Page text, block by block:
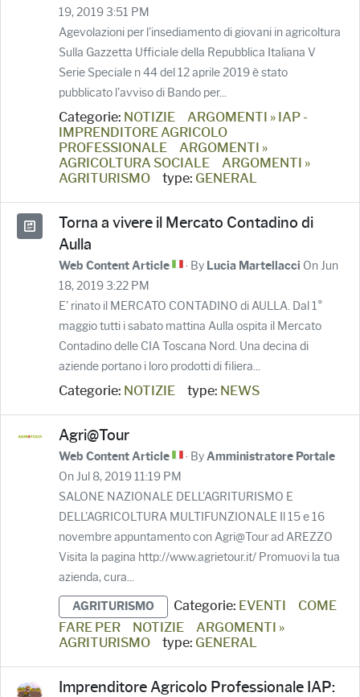
19, 2019 3:51 PM
Agevolazioni per l'insediamento di giovani in agricoltura
Sulla Gazzetta Ufficiale della Repubblica Italiana V
Serie Speciale n 44 del 12 aprile 2019 è stato
pubblicato l'avviso di Bando per...
Categorie: NOTIZIE
ARGOMENTI » IAP -
IMPRENDITORE AGRICOLO
PROFESSIONALE
ARGOMENTI »
AGRICOLTURA SOCIALE
ARGOMENTI »
AGRITURISMO
type: GENERAL
Torna a vivere il Mercato Contadino di
Aulla
Web Content Article · By Lucia Martellacci On Jun
18, 2019 3:22 PM
E' rinato il MERCATO CONTADINO di AULLA. Dal 1°
maggio tutti i sabato mattina Aulla ospita il Mercato
Contadino delle CIA Toscana Nord. Una decina di
aziende portano i loro prodotti di filiera...
Categorie: NOTIZIE type: NEWS
Agri@Tour
Web Content Article · ByAmministratore Portale
On Jul 8, 2019 11:19 PM
SALONE NAZIONALE DELL'AGRITURISMO E
DELL'AGRICOLTURA MULTIFUNZIONALE Il 15 e 16
novembre appuntamento con Agri@Tour ad AREZZO
Visita la pagina http://www.agrietour.it/ Promuovi la tua
azienda, cura...
AGRITURISMO Categorie: EVENTI
COME
FARE PER
NOTIZIE
ARGOMENTI »
AGRITURISMO
type: GENERAL
Imprenditore Agricolo Professionale IAP: